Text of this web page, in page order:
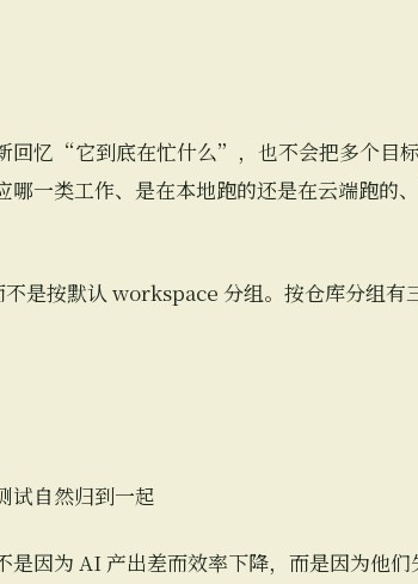
回忆“它到底在忙什么”，也不会把多个目
一类工作、是在本地跑的还是在云端跑的
是按默认 workspace 分组。按仓库分组有
试自然归到一起
因为 AI 产出差而效率下降，而是因为他们